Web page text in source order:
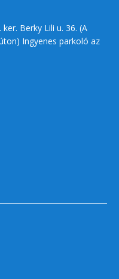
Berky Lili u. 36. (A
Ingyenes parkoló az